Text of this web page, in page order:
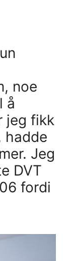
noe
å
jeg fikk
hadde
Jeg
DVT
fordi